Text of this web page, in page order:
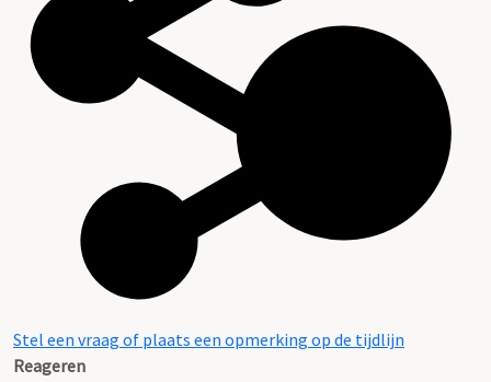
Stel een vraag of plaats een opmerking op de tijdlijn
Reageren